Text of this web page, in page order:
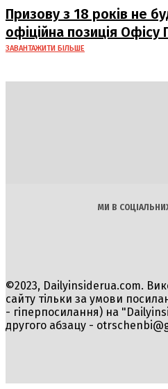
Призову з 18 років не
офіційна позиція Офісу
ЗАВАНТАЖИТИ БІЛЬШЕ
МИ В
©2023, Dailyinsiderua.com.
сайту тільки за умови
- гіперпосилання) на
другого абзацу -